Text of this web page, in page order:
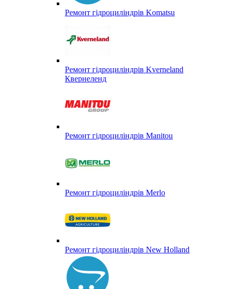
Ремонт гідроциліндрів Komatsu
Ремонт гідроциліндрів Kverneland
Квернеленд
Ремонт гідроциліндрів Manitou
Ремонт гідроциліндрів Merlo
Ремонт гідроциліндрів New Holland